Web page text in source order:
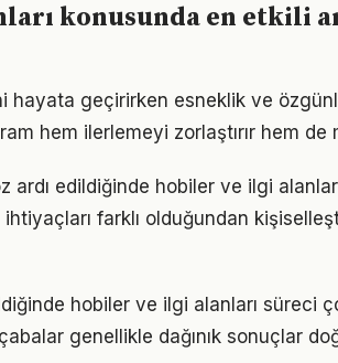
konusunda en etkili
hayata geçirirken esneklik ve
hem ilerlemeyi zorlaştırır hem
ardı edildiğinde hobiler ve ilgi
farklı olduğundan
hobiler ve ilgi alanları süreci
genellikle dağınık sonuçlar